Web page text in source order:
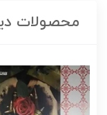
محصولات